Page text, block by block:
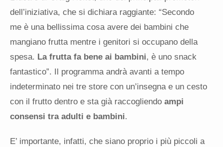
dell’iniziativa, che si dichiara raggiante: “Secondo
me è una bellissima cosa avere dei bambini che
mangiano frutta mentre i genitori si occupano della
spesa. La frutta fa bene ai bambini, è uno snack
fantastico”. Il programma andrà avanti a tempo
indeterminato nei tre store con un’insegna e un cesto
con il frutto dentro e sta già raccogliendo ampi
consensi tra adulti e bambini.
E’ importante, infatti, che siano proprio i più piccoli a